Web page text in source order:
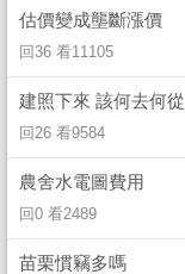
估價變成壟斷漲價
回36 看11105
建照下來 該何去何從
回26 看9584
農舍水電圖費用
回0 看2489
苗栗慣竊多嗎